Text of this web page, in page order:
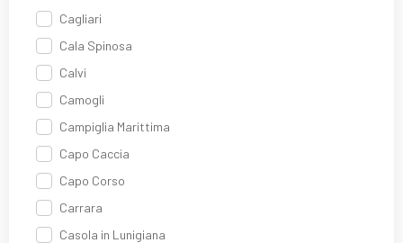
Cagliari
Cala Spinosa
Calvi
Camogli
Campiglia Marittima
Capo Caccia
Capo Corso
Carrara
Casola in Lunigiana